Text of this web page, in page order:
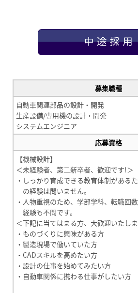
募集職種
自動車関連部品の設計・開発
生産設備/専用機の設計・開発
システムエンジニア
応募資格
【機械設計】
＜未経験者、第二新卒者、歓迎です!＞
・しっかり育成できる教育体制がある
の経験は問いません。
・人物重視のため、学部学科、転職回
経験も不問です。
＜下記に当てはまる方、大歓迎いたし
・ものづくりに興味がある方
・製造現場で働いていた方
・CADスキルを高めたい方
・設計の仕事を始めてみたい方
・自動車関係に携わる仕事がしたい方